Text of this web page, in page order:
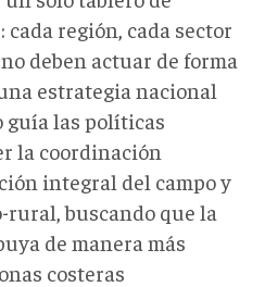
región, cada sector
deben actuar de forma
estrategia nacional
guía las políticas
la coordinación
integral del campo y
buscando que la
de manera más
costeras